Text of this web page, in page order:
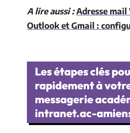
A lire aussi :Adresse mail
Outlook et Gmail :
Les étapes clés
rapidement à
messagerie
intranet.ac-